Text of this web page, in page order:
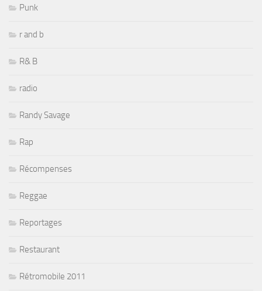
Punk
r and b
R& B
radio
Randy Savage
Rap
Récompenses
Reggae
Reportages
Restaurant
Rétromobile 2011